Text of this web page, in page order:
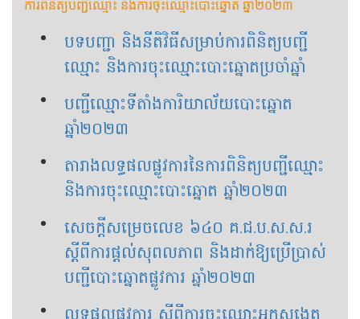
ការពិនិត្យបញ្ជីឈ្មោះ និងការចុះឈ្មោះបោះឆ្នោត ឆ្នាំ២០២៣
បទបញ្ជា និងនីតិវិធីសម្រាប់ការពិនិត្យបញ្ជី
ឈ្មោះ និងការចុះឈ្មោះបោះឆ្នោតប្រចាំឆ្នាំ
បញ្ជីឈ្មោះទីតាំងការិយាល័យបោះឆ្នោត
ឆ្នាំ២០២៣
តារាងលទ្ធផលផ្លូវការនៃការពិនិត្យបញ្ជីឈ្មោះ
និងការចុះឈ្មោះបោះឆ្នោត ឆ្នាំ២០២៣
សេចក្ដីសម្រេចលេខ ៦៤០ គ.ជ.ប.ស.ស.រ
ស្ដីពីការផ្ដល់សុពលភាព និងដាក់ឱ្យប្រើប្រាស់
បញ្ជីបោះឆ្នោតផ្លូវការ ឆ្នាំ២០២៣